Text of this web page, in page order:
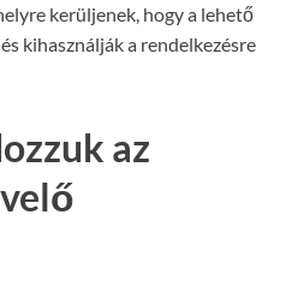
kerüljenek, hogy a lehető
kihasználják a rendelkezésre
az